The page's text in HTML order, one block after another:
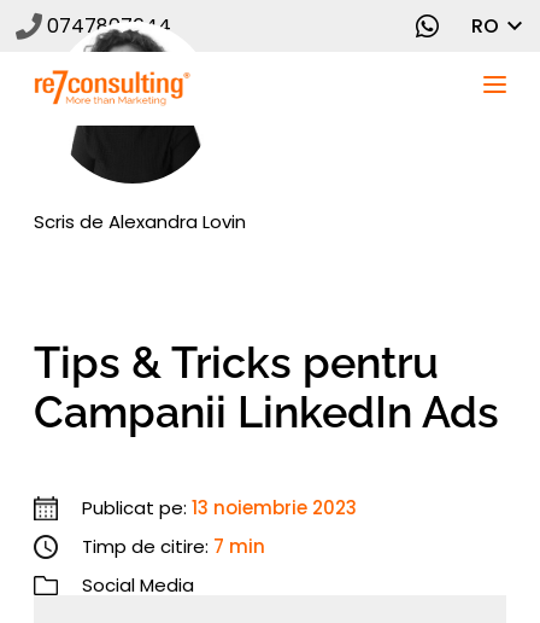
0747807644 RO
Scris deAlexandra Lovin
Tips & Tricks pentru
Campanii LinkedIn Ads
Publicat pe:13 noiembrie 2023
Timp de citire: 7 min
Social Media